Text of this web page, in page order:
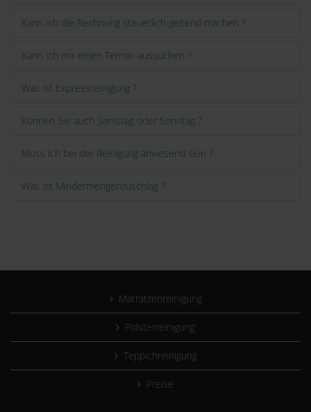
Kann ich die Rechnung steuerlich geltend machen ?
Kann ich mir einen Termin aussuchen ?
Was ist Expressreinigung ?
Können Sie auch Samstag oder Sonntag ?
Muss ich bei der Reinigung anwesend sein ?
Was ist Mindermengenzuschlag ?
Matratzenreinigung
Polsterreinigung
Teppichreinigung
Preise